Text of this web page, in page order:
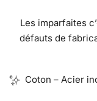
Les imparfaites
défauts de
Coton – Acier